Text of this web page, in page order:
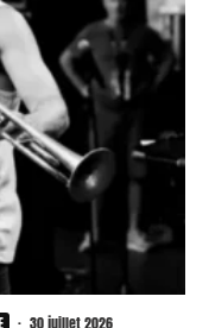
· 30 juillet 2026